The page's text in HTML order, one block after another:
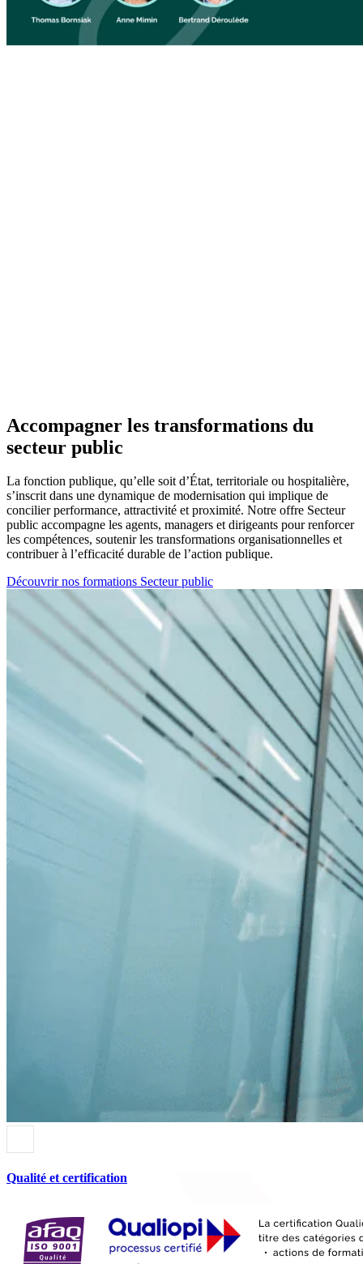
Accompagner les transformations du
secteur public
La fonction publique, qu’elle soit d’État, territoriale ou hospitalière,
s’inscrit dans une dynamique de modernisation qui implique de
concilier performance, attractivité et proximité. Notre offre Secteur
public accompagne les agents, managers et dirigeants pour renforcer
les compétences, soutenir les transformations organisationnelles et
contribuer à l’efficacité durable de l’action publique.
Découvrir nos formations Secteur public
Qualité et certification